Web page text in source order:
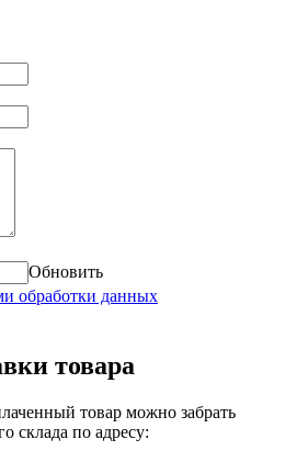
Обновить
обработки данных
товара
товар можно забрать
склада по адресу: